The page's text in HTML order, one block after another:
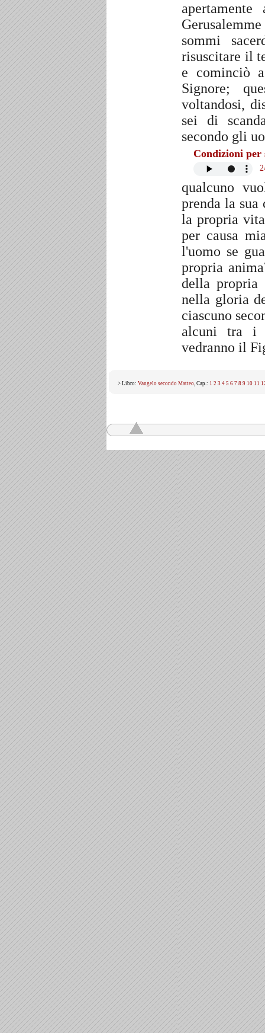
sommi
risuscitare il
e cominciò
Signore;
voltandosi,
sei di
secondo gli
Condizioni per
qualcuno
prenda la
la propria
per causa
l'uomo se
propria
della
nella gloria
ciascuno
alcuni tra i
vedranno il
> Libro: Vangelo secondo Matteo, Cap.: 1 2 3 4 5 6 7 8 9 10 11